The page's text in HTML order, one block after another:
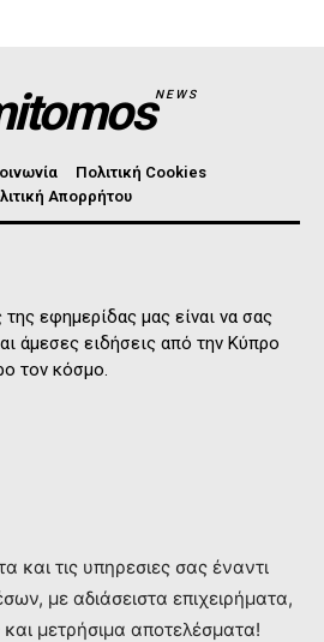
NEWS
Πολιτική Cookies
Απορρήτου
εφημερίδας μας είναι να σας
άμεσες ειδήσεις από την Κύπρο
τον κόσμο.
και τις υπηρεσιες σας έναντι
με αδιάσειστα επιχειρήματα,
και μετρήσιμα αποτελέσματα!